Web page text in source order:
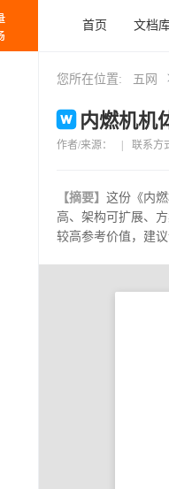
首页 文档
您所在位置: 五网
内燃机机
作者/来源： 联系方
【摘要】 这份《内
高、架构可扩展、
较高参考价值，建